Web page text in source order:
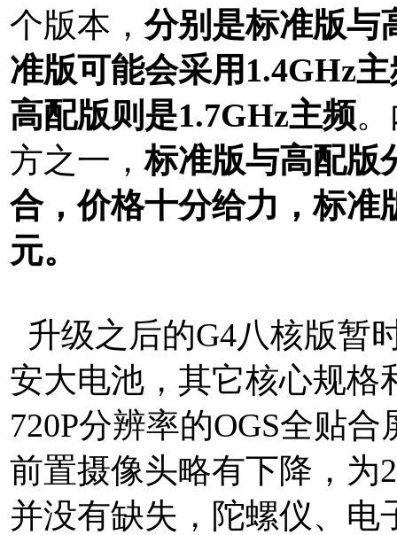
个版本， 分别是标准版与
准版可能会采用1.4GHz
高配版则是1.7GHz主频
方之一，标准版与高配版
合，价格十分给力，标准
元。
升级之后的G4八核版暂
安大电池，其它核心规格
720P分辨率的OGS全贴
前置摄像头略有下降，为
并没有缺失，陀螺仪、电